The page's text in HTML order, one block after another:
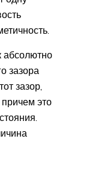
абсолютно
зазора
зазор,
это